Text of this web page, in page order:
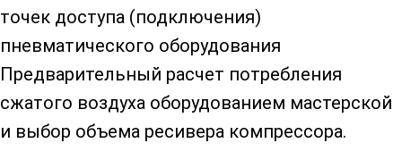
точек доступа (подключения)
пневматического оборудования
Предварительный расчет потребления
сжатого воздуха оборудованием мастерской
и выбор объема ресивера компрессора.